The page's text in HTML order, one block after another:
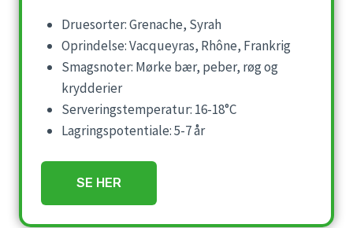
Druesorter: Grenache, Syrah
Oprindelse: Vacqueyras, Rhône, Frankrig
Smagsnoter: Mørke bær, peber, røg og
krydderier
Serveringstemperatur: 16-18°C
Lagringspotentiale: 5-7 år
SE HER